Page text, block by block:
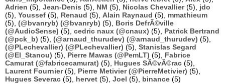
Adrien (5), Jean-Denis (5), NM (5), Nicolas Chevallier(5), jdo
(5), Youssef (5), Renaud (5), Alain Raynaud (5), mmathieum
(5), (@bvanryb) (@bvanryb) (5), Boris DefrÃ©ville
(@AudioSense) (5), cedric naux (@cnaux) (5), Patrick Bertrand
(@pck_b) (5), (@arnaud_thurudev) (@arnaud_thurudev) (5),
(@PLechevallier) (@PLechevallier) (5), Stanislas Segard
(@El_Stanou) (5), Pierre Mawas (@PemLT) (5), Fabrice
Camurat (@fabricecamurat) (5), Hugues SÃ©vÃ©rac (5),
Laurent Fournier(5), Pierre Metivier (@PierreMetivier) (5),
Hugues Severac (5), hervet (5), Joel (5), binance (5)